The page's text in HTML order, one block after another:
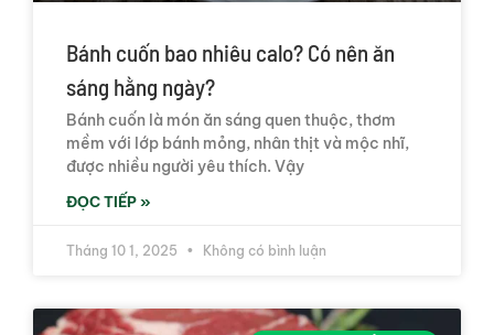
Bánh cuốn bao nhiêu calo? Có nên ăn
sáng hằng ngày?
Bánh cuốn là món ăn sáng quen thuộc, thơm
mềm với lớp bánh mỏng, nhân thịt và mộc nhĩ,
được nhiều người yêu thích. Vậy
ĐỌC TIẾP »
Tháng 10 1, 2025 Không có bình luận